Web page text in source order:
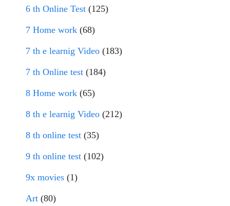
6 th Online Test (125)
7 Home work (68)
7 th e learnig Video (183)
7 th Online test (184)
8 Home work (65)
8 th e learnig Video (212)
8 th online test (35)
9 th online test (102)
9x movies (1)
Art (80)